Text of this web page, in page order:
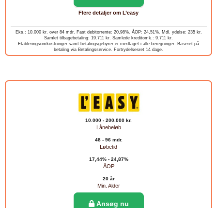
Flere detaljer om L’easy
Eks.: 10.000 kr. over 84 mdr. Fast debitorrente: 20,98%. ÅOP: 24,51%. Mdl. ydelse: 235 kr.
Samlet tilbagebetaling: 19.711 kr. Samlede kreditomk.: 9.711 kr.
Etableringsomkostninger samt betalingsgebyrer er medtaget i alle beregninger. Baseret på
betaling via Betalingsservice. Fortrydelsesret 14 dage.
10.000 - 200.000 kr.
Lånebeløb
48 - 96 mdr.
Løbetid
17,44% - 24,87%
ÅOP
20 år
Min. Alder
Ansøg nu